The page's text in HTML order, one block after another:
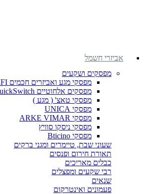
אביזרי חשמל
מפסקים ושקעים
מפסקי מגע ואביזרים חכמים WIFI
מפסקים אלחוטיים QuickSwitch
מפסקי טאצ' ( מגע )
מפסקי UNICA
מפסקי ARKE VIMAR
מפסקי ניסקו סוויץ
מפסקי Bticino
שעוני שבת, טיימרים ומגני ברקים
תאורת חירום ופנסים
כבלים מאריכים
רבי שקעים ומפצלים
שנאים
פעמונים ואינטרקום